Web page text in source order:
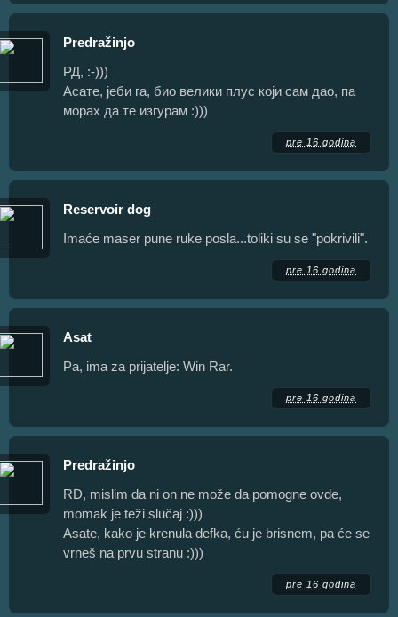
Predražinjo
РД, :-)))
Асате, јеби га, био велики плус који сам дао, па
морах да те изгурам :)))
pre 16 godina
Reservoir dog
Imaće maser pune ruke posla...toliki su se "pokrivili".
pre 16 godina
Asat
Pa, ima za prijatelje: Win Rar.
pre 16 godina
Predražinjo
RD, mislim da ni on ne može da pomogne ovde,
momak je teži slučaj :)))
Asate, kako je krenula defka, ću je brisnem, pa će se
vrneš na prvu stranu :)))
pre 16 godina